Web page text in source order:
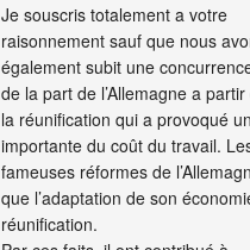
Je souscris totalement a votre
raisonnement sauf que nous
également subit une
de la part de l’Allemagne a
la réunification qui a provoqué
importante du coût du travail.
fameuses réformes de
que l’adaptation de son
réunification.